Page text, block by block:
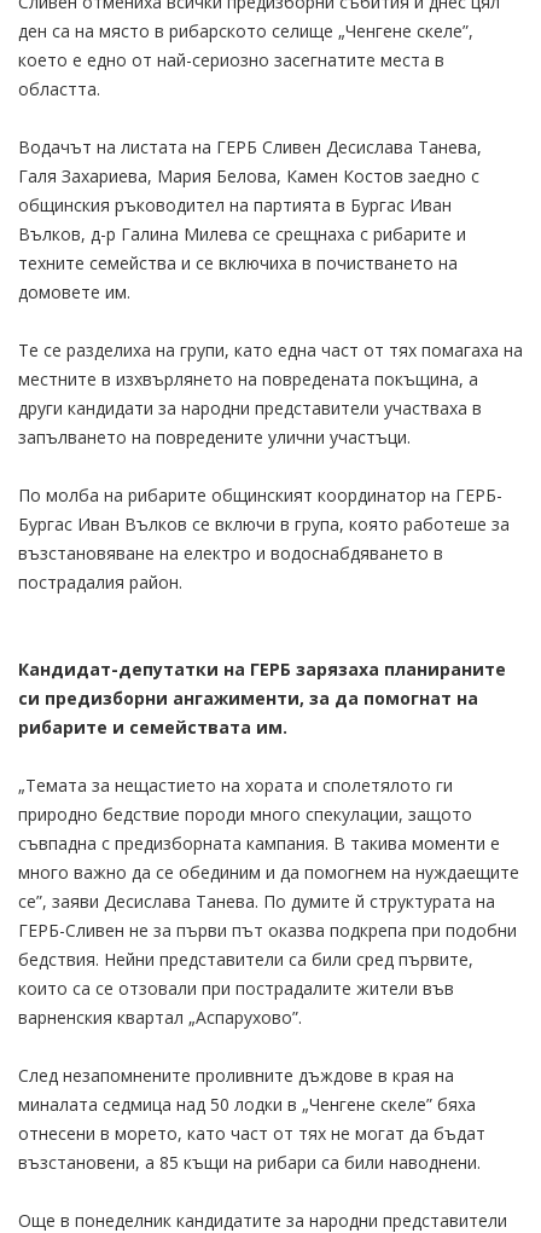
ден са на място в рибарското селище „Ченгене скеле”,
което е едно от най-сериозно засегнатите места в
областта.
Водачът на листата на ГЕРБ Сливен Десислава Танева,
Галя Захариева, Мария Белова, Камен Костов заедно с
общинския ръководител на партията в Бургас Иван
Вълков, д-р Галина Милева се срещнаха с рибарите и
техните семейства и се включиха в почистването на
домовете им.
Те се разделиха на групи, като една част от тях помагаха на
местните в изхвърлянето на повредената покъщина, а
други кандидати за народни представители участваха в
запълването на повредените улични участъци.
По молба на рибарите общинският координатор на ГЕРБ-
Бургас Иван Вълков се включи в група, която работеше за
възстановяване на електро и водоснабдяването в
пострадалия район.
Кандидат-депутатки на ГЕРБ зарязаха планираните
си предизборни ангажименти, за да помогнат на
рибарите и семействата им.
„Темата за нещастието на хората и сполетялото ги
природно бедствие породи много спекулации, защото
съвпадна с предизборната кампания. В такива моменти е
много важно да се обединим и да помогнем на нуждаещите
се”, заяви Десислава Танева. По думите й структурата на
ГЕРБ-Сливен не за първи път оказва подкрепа при подобни
бедствия. Нейни представители са били сред първите,
които са се отзовали при пострадалите жители във
варненския квартал „Аспарухово”.
След незапомнените проливните дъждове в края на
миналата седмица над 50 лодки в „Ченгене скеле” бяха
отнесени в морето, като част от тях не могат да бъдат
възстановени, а 85 къщи на рибари са били наводнени.
Още в понеделник кандидатите за народни представители